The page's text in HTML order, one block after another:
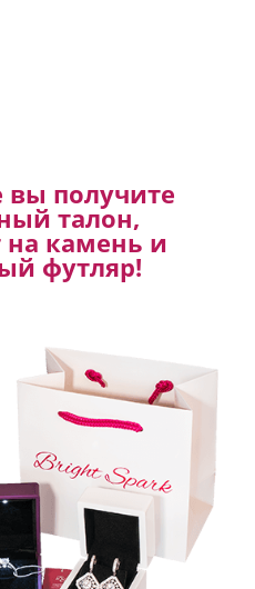
вы получите
талон,
на камень и
футляр!